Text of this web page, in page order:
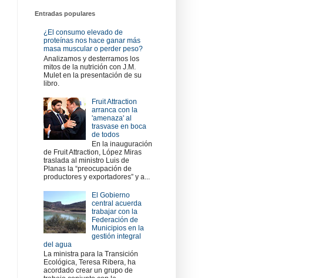
Entradas populares
¿El consumo elevado de
proteínas nos hace ganar más
masa muscular o perder peso?
Analizamos y desterramos los
mitos de la nutrición con J.M.
Mulet en la presentación de su
libro.
Fruit Attraction
arranca con la
'amenaza' al
trasvase en boca
de todos
En la inauguración
de Fruit Attraction, López Miras
traslada al ministro Luis de
Planas la “preocupación de
productores y exportadores” y a...
El Gobierno
central acuerda
trabajar con la
Federación de
Municipios en la
gestión integral
del agua
La ministra para la Transición
Ecológica, Teresa Ribera, ha
acordado crear un grupo de